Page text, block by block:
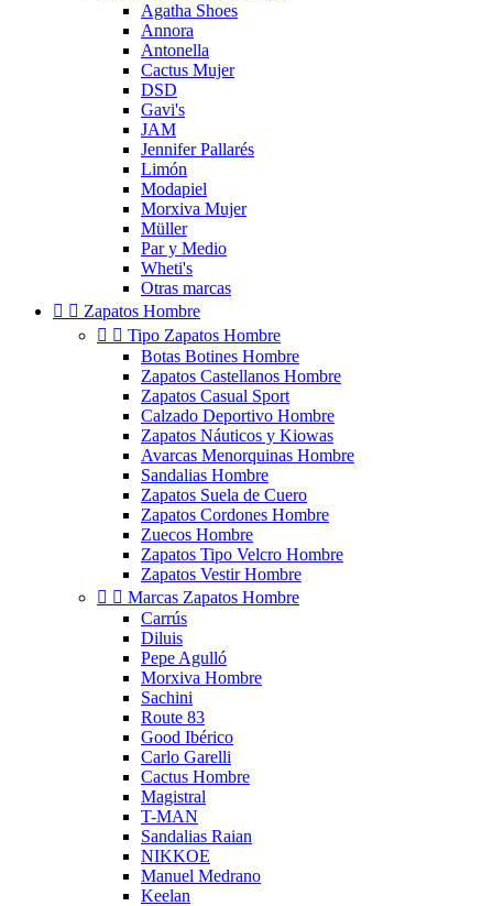
Agatha Shoes
Annora
Antonella
Cactus Mujer
DSD
Gavi's
JAM
Jennifer Pallarés
Limón
Modapiel
Morxiva Mujer
Müller
Par y Medio
Wheti's
Otras marcas
  Zapatos Hombre
  Tipo Zapatos Hombre
Botas Botines Hombre
Zapatos Castellanos Hombre
Zapatos Casual Sport
Calzado Deportivo Hombre
Zapatos Náuticos y Kiowas
Avarcas Menorquinas Hombre
Sandalias Hombre
Zapatos Suela de Cuero
Zapatos Cordones Hombre
Zuecos Hombre
Zapatos Tipo Velcro Hombre
Zapatos Vestir Hombre
  Marcas Zapatos Hombre
Carrús
Diluis
Pepe Agulló
Morxiva Hombre
Sachini
Route 83
Good Ibérico
Carlo Garelli
Cactus Hombre
Magistral
T-MAN
Sandalias Raian
NIKKOE
Manuel Medrano
Keelan